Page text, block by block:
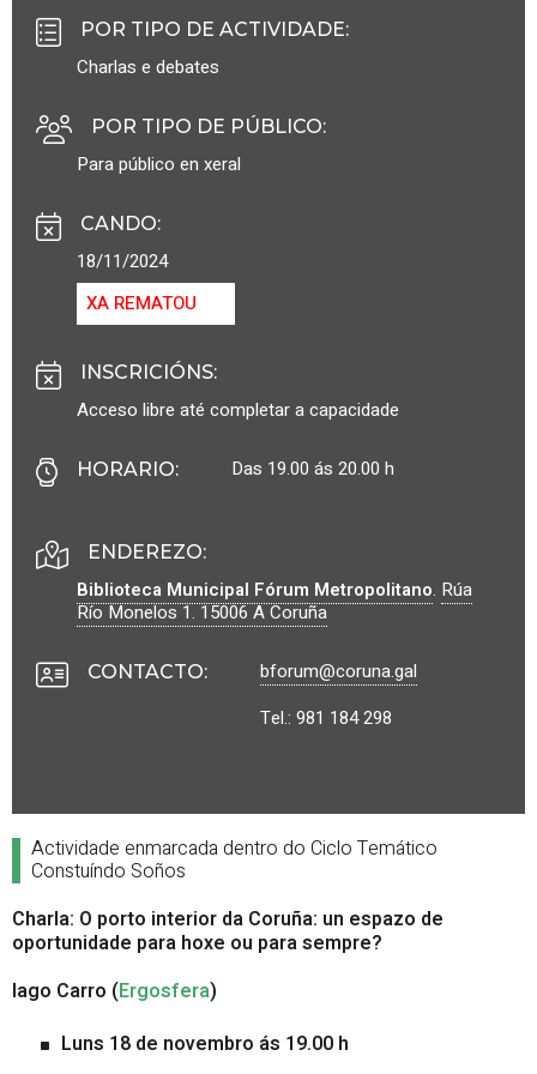
POR TIPO DE ACTIVIDADE:
Charlas e debates
POR TIPO DE PÚBLICO:
Para público en xeral
CANDO:
18/11/2024
XA REMATOU
INSCRICIÓNS:
Acceso libre até completar a capacidade
HORARIO: Das 19.00 ás 20.00 h
ENDEREZO:
Biblioteca Municipal Fórum Metropolitano. Rúa
Río Monelos 1.15006A Coruña
CONTACTO:
bforum@coruna.gal
Tel.: 981 184 298
Actividade enmarcada dentro do Ciclo Temático
Constuíndo Soños
Charla: O porto interior da Coruña: un espazo de
oportunidade para hoxe ou para sempre?
Iago Carro (Ergosfera)
Luns 18 de novembro ás 19.00 h